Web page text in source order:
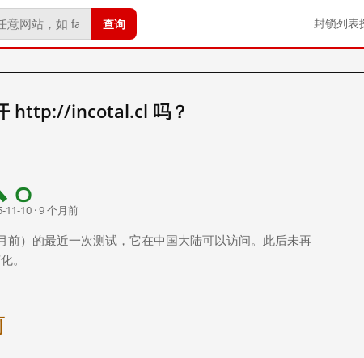
查询 封锁列表
http://incotal.cl 吗？
11-10 · 9 个月前
）的最近一次测试，它在中国大陆可以访问。此后未再
。